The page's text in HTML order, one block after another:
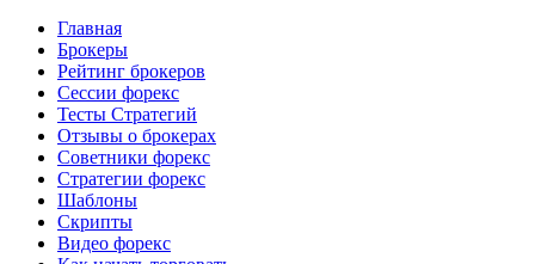
Главная
Брокеры
Рейтинг брокеров
Сессии форекс
Тесты Стратегий
Отзывы о брокерах
Советники форекс
Стратегии форекс
Шаблоны
Скрипты
Видео форекс